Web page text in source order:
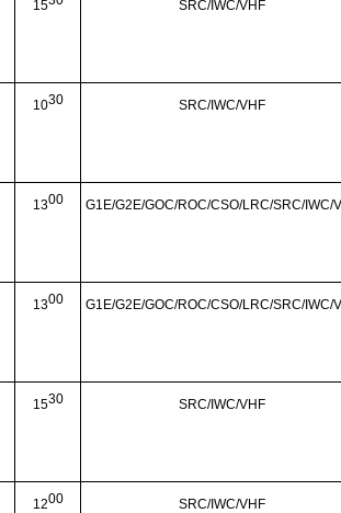
15 SRC/IWC/VHF
1030 SRC/IWC/VHF
1300 G1E/G2E/GOC/ROC/CSO/LRC/SRC/IWC/
1300 G1E/G2E/GOC/ROC/CSO/LRC/SRC/IWC/
1530 SRC/IWC/VHF
1200 SRC/IWC/VHF